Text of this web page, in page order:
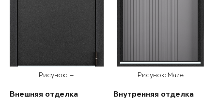
Рисунок: —
Внешняя отделка
Рисунок: Maze
Внутренняя отделка